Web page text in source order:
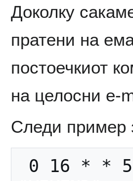
Доколку
пратени на
постоечкиот
на целосни e-
Следи пример